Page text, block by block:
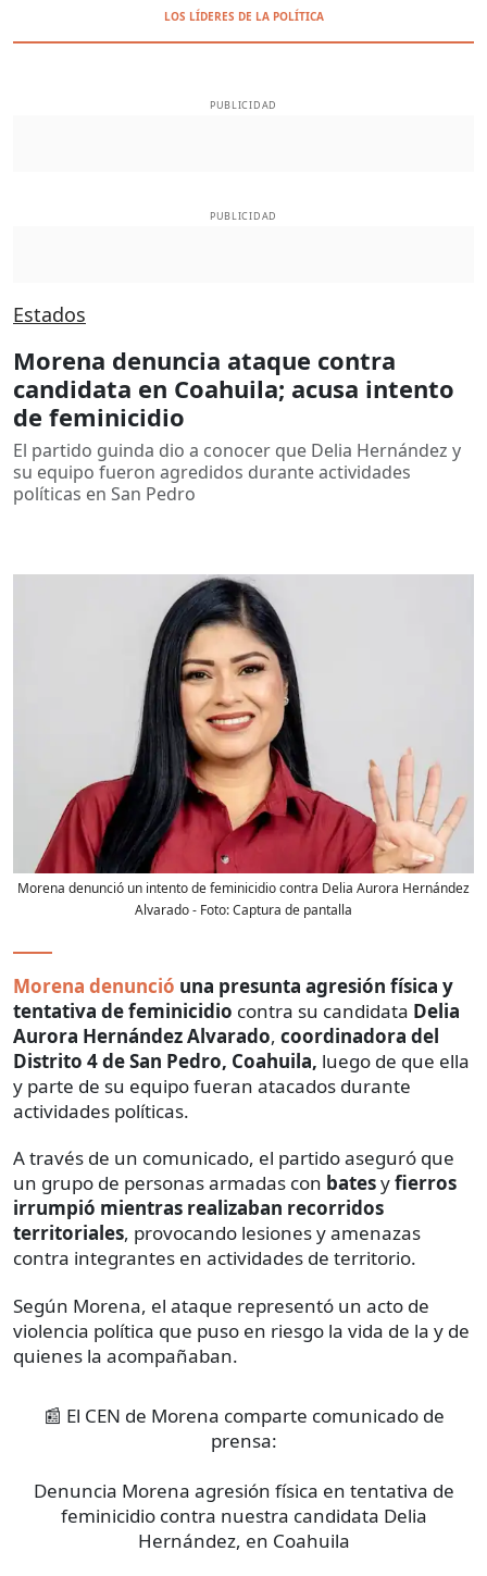
LOS LÍDERES DE LA POLÍTICA
PUBLICIDAD
PUBLICIDAD
Estados
Morena denuncia ataque contra
candidata en Coahuila; acusa intento
de feminicidio
El partido guinda dio a conocer que Delia Hernández y
su equipo fueron agredidos durante actividades
políticas en San Pedro
Morena denunció un intento de feminicidio contra Delia Aurora Hernández
Alvarado- Foto:Captura de pantalla
Morena denunció una presunta agresión física y
tentativa de feminicidio contra su candidata Delia
Aurora Hernández Alvarado, coordinadora del
Distrito 4 de San Pedro, Coahuila, luego de que ella
y parte de su equipo fueran atacados durante
actividades políticas.
A través de un comunicado, el partido aseguró que
un grupo de personas armadas con batesyfierros
irrumpió mientras realizaban recorridos
territoriales, provocando lesiones y amenazas
contra integrantes en actividades de territorio.
Según Morena, el ataque representó un acto de
violencia política que puso en riesgo la vida de la y de
quienes la acompañaban.
📰 El CEN de Morena comparte comunicado de
prensa:
Denuncia Morena agresión física en tentativa de
feminicidio contra nuestra candidata Delia
Hernández, en Coahuila